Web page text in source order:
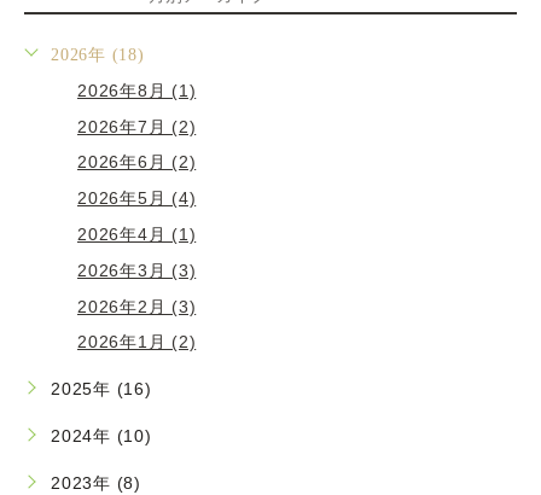
2026年 (18)
2026年8月 (1)
2026年7月 (2)
2026年6月 (2)
2026年5月 (4)
2026年4月 (1)
2026年3月 (3)
2026年2月 (3)
2026年1月 (2)
2025年 (16)
2024年 (10)
2023年 (8)